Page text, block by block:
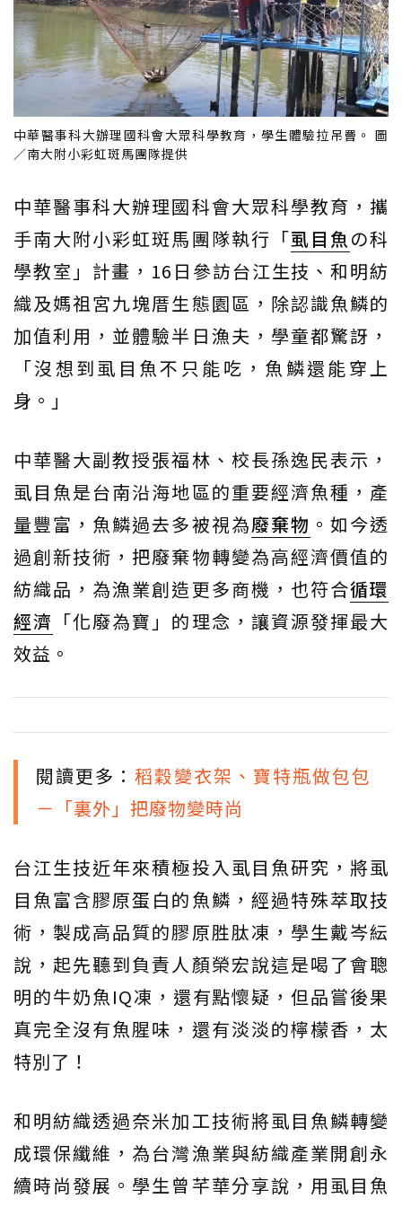
中華醫事科大辦理國科會大眾科學教育，學生體驗拉吊罾。 圖
／南大附小彩虹斑馬團隊提供
中華醫事科大辦理國科會大眾科學教育，攜
手南大附小彩虹斑馬團隊執行「虱目魚の科
學教室」計畫，16日參訪台江生技、和明紡
織及媽祖宮九塊厝生態園區，除認識魚鱗的
加值利用，並體驗半日漁夫，學童都驚訝，
「沒想到虱目魚不只能吃，魚鱗還能穿上
身。」
中華醫大副教授張福林、校長孫逸民表示，
虱目魚是台南沿海地區的重要經濟魚種，產
量豐富，魚鱗過去多被視為廢棄物 。如今透
過創新技術，把廢棄物轉變為高經濟價值的
紡織品，為漁業創造更多商機，也符合循環
經濟 「化廢為寶」的理念，讓資源發揮最大
效益。
閱讀更多： 稻穀變衣架、寶特瓶做包包
－「裏外」把廢物變時尚
台江生技近年來積極投入虱目魚研究，將虱
目魚富含膠原蛋白的魚鱗，經過特殊萃取技
術，製成高品質的膠原胜肽凍，學生戴岑紜
說，起先聽到負責人顏榮宏說這是喝了會聰
明的牛奶魚IQ凍，還有點懷疑，但品嘗後果
真完全沒有魚腥味，還有淡淡的檸檬香，太
特別了！
和明紡織透過奈米加工技術將虱目魚鱗轉變
成環保纖維，為台灣漁業與紡織產業開創永
續時尚發展。學生曾芊華分享說，用虱目魚